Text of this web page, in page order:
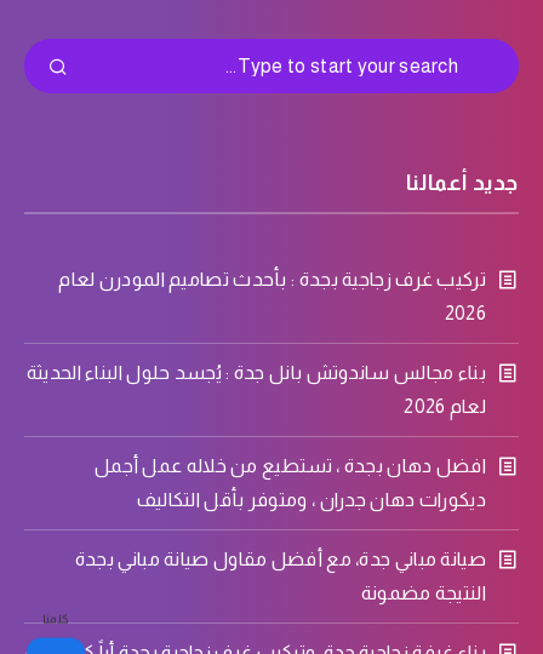
جديد أعمالنا
تركيب غرف زجاجية بجدة : بأحدث تصاميم المودرن لعام
2026
بناء مجالس ساندوتش بانل جدة : يُجسد حلول البناء الحديثة
لعام 2026
افضل دهان بجدة ، تستطيع من خلاله عمل أجمل
ديكورات دهان جدران ، ومتوفر بأقل التكاليف
صيانة مباني جدة، مع أفضل مقاول صيانة مباني بجدة
النتيجة مضمونة
كلمنا